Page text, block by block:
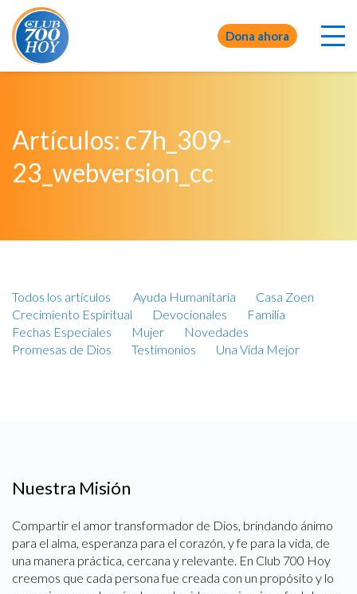
Dona ahora
Artículos: c7h_309-
23_webversion_cc
Todos los artículos Ayuda Humanitaria
Casa Zoen
Crecimiento Espiritual
Devocionales
Familia
Fechas Especiales
Mujer
Novedades
Promesas de Dios
Testimonios Una Vida Mejor
Nuestra Misión
Compartir el amor transformador de Dios, brindando ánimo
para el alma, esperanza para el corazón, y fe para la vida, de
una manera práctica, cercana y relevante. En Club 700 Hoy
creemos que cada persona fue creada con un propósito y lo